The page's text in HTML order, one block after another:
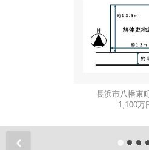
長浜市八幡東
1,100万